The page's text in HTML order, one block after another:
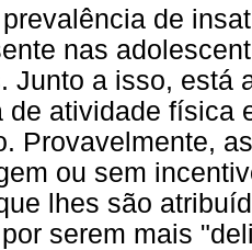
de
nas
Junto a isso, está
de atividade física
Provavelmente,
ou sem
lhes são
serem mais